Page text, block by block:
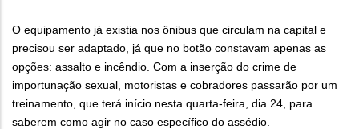
O equipamento já existia nos ônibus que circulam na capital e
precisou ser adaptado, já que no botão constavam apenas as
opções: assalto e incêndio. Com a inserção do crime de
importunação sexual, motoristas e cobradores passarão por um
treinamento, que terá início nesta quarta-feira, dia 24, para
saberem como agir no caso específico do assédio.